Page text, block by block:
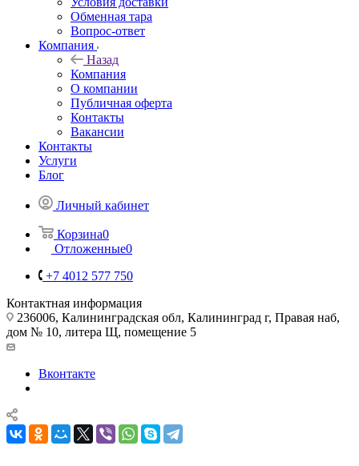
Обменная тара
Вопрос-ответ
Компания
Назад
Компания
О компании
Публичная оферта
Контакты
Вакансии
Контакты
Услуги
Блог
Личный кабинет
Корзина0
Отложенные0
+7 4012 577 750
Контактная информация
236006, Калининградская обл, Калининград г, Правая наб,
дом № 10, литера Щ, помещение 5
Вконтакте